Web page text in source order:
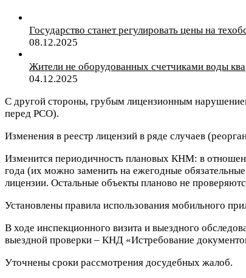
Государство станет регулировать цены на
08.12.2025
Жители не оборудованных счетчиками воды
04.12.2025
С другой стороны, грубым лицензионным
перед РСО).
Изменения в реестр лицензий в ряде случаев
Изменится периодичность плановых КНМ: в
года (их можно заменить на ежегодные
лицензии. Остальные объекты планово не
Установлены правила использования мобильного
В ходе инспекционного визита и выездного
выездной проверки – КНД «Истребование
Уточнены сроки рассмотрения досудебных жалоб.